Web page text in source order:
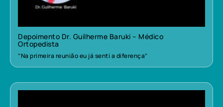
Depoimento Dr. Guilherme Baruki – Médico
Ortopedista
“Na primeira reunião eu já senti a diferença”